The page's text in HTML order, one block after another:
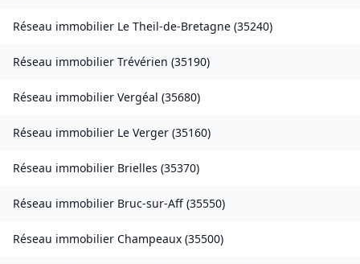
Réseau immobilier Le Theil-de-Bretagne (35240)
Réseau immobilier Trévérien (35190)
Réseau immobilier Vergéal (35680)
Réseau immobilier Le Verger (35160)
Réseau immobilier Brielles (35370)
Réseau immobilier Bruc-sur-Aff (35550)
Réseau immobilier Champeaux (35500)